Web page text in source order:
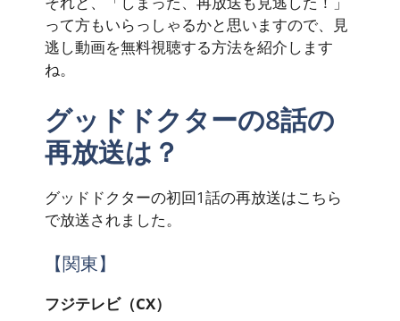
って方もいらっしゃるかと思いますので、見
逃し動画を無料視聴する方法を紹介します
ね。
グッドドクターの8話の
再放送は？
グッドドクターの初回1話の再放送はこちら
で放送されました。
【関東】
フジテレビ（CX）